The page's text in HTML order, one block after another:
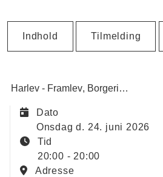
Indhold Tilmelding
Harlev - Framlev Borgerinddragelse
Dato
onsdag d. 24. juni 2026
Tid
20:00 - 20:00
Adresse